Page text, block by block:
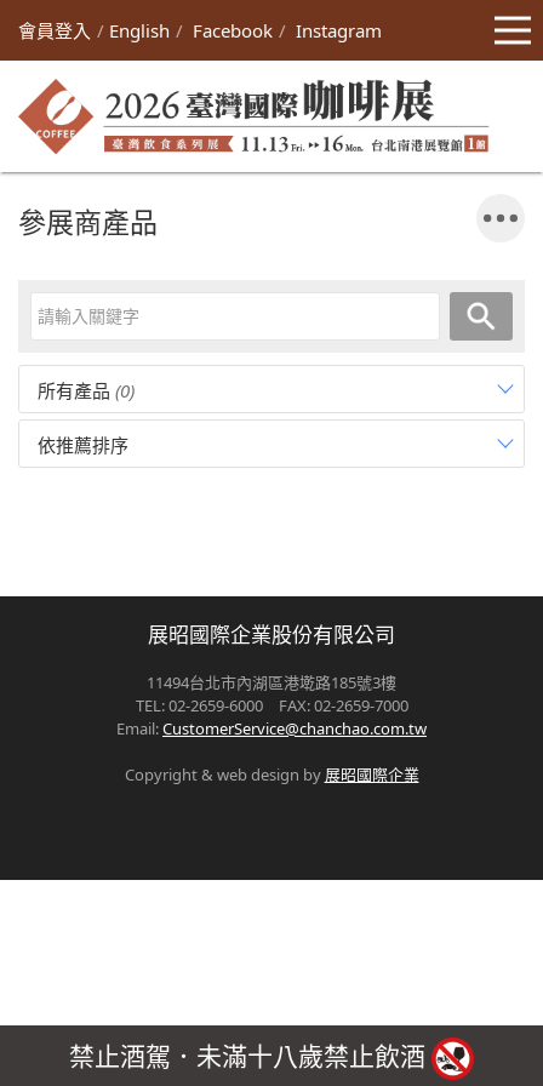
會員登入 English Facebook Instagram
參展商產品
所有產品 (0)
依推薦排序
展昭國際企業股份有限公司
11494台北市內湖區港墘路185號3樓
TEL: 02-2659-6000 FAX: 02-2659-7000
Email:CustomerService@chanchao.com.tw
Copyright & web design by 展昭國際企業
禁止酒駕．未滿十八歲禁止飲酒